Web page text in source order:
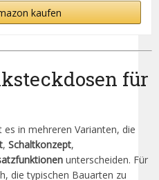
kaufen
für
in mehreren Varianten, die
, Schaltkonzept,
unterscheiden. Für
die typischen Bauarten zu